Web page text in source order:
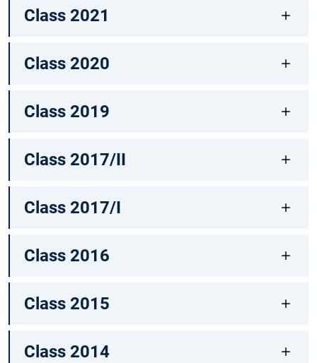
Class 2021
Class 2020
Class 2019
Class 2017/II
Class 2017/I
Class 2016
Class 2015
Class 2014